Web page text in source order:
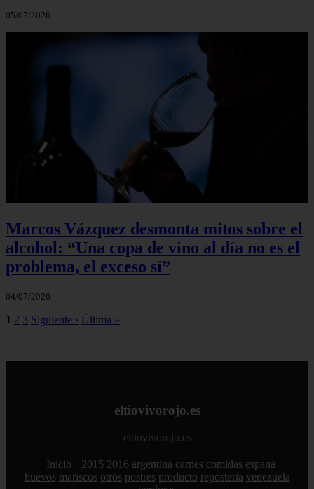
05/07/2026
Marcos Vázquez desmonta mitos sobre el
alcohol: “Una copa de vino al día no es el
problema, el exceso sí”
04/07/2026
1 2 3 Siguiente › Última »
eltiovivorojo.es
eltiovivorojo.es
Inicio 2015 2016 argentina carnes comidas espana
huevos mariscos otros postres producto reposteria venezuela